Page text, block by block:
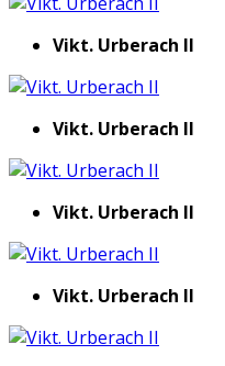
Vikt. Urberach II
Vikt. Urberach II
Vikt. Urberach II
Vikt. Urberach II